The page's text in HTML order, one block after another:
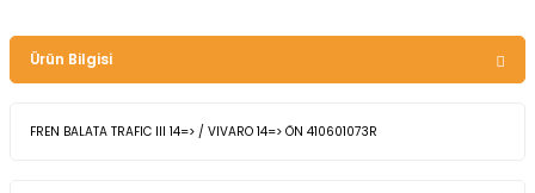
Ürün Bilgisi
FREN BALATA TRAFIC III 14=> / VIVARO 14=> ÖN 410601073R